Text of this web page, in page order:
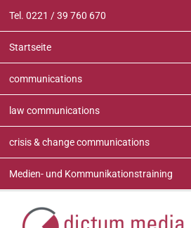
Inhalt
springen
Tel. 0221 / 39 760 670
Startseite
communications
law communications
crisis & change communications
Medien- und Kommunikationstraining